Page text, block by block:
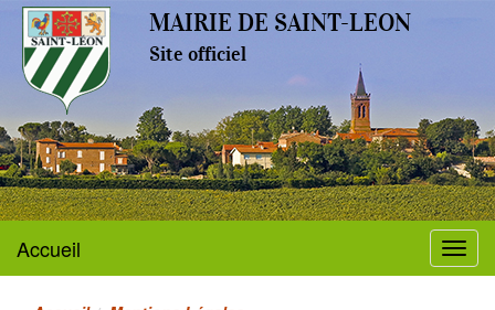
MAIRIE DE SAINT-LEON
Site officiel
Menu
Accueil